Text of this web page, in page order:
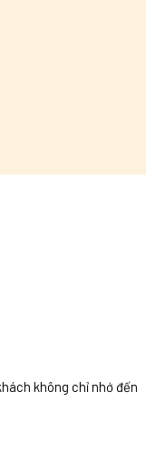
không chỉ nhớ đến